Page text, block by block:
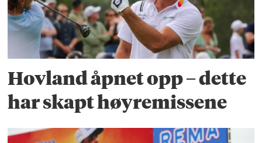
Hovland åpnet opp – dette
har skapt høyremissene